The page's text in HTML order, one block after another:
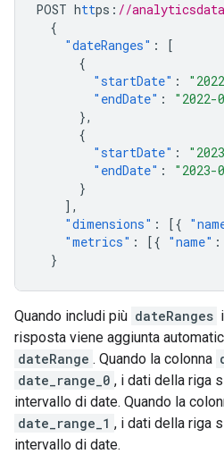
POST https : //
{
"dateRanges" :
[
{
"startDate" :
"endDate" :
"2022-
},
{
"startDate" :
"endDate" :
"2023-
}
],
"dimensions" : [{
"metrics" : [{ "name" :
}
Quando includi più dateRanges
risposta viene aggiunta
dateRange . Quando la colonna
date_range_0 , i dati della riga
intervallo di date. Quando la
date_range_1 , i dati della riga
intervallo di date.